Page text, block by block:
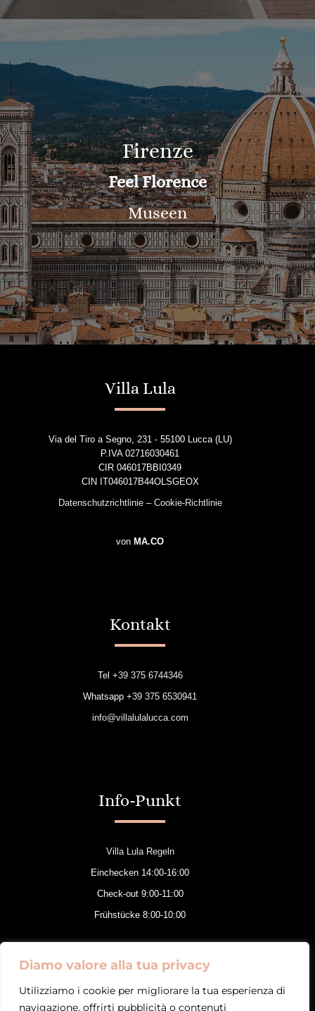
Diamo valore alla tua privacy
Utilizziamo i cookie per migliorare la tua esperienza di
navigazione, offrirti pubblicità o contenuti
Firenze
Feel Florence
Museen
Villa Lula
Via del Tiro a Segno, 231 - 55100 Lucca (LU)
P.IVA 02716030461
CIR 046017BBI0349
CIN IT046017B44OLSGEOX
Datenschutzrichtlinie– Cookie-Richtlinie
von MA.CO
Kontakt
Tel +39 375 6744346
Whatsapp +39 375 6530941
info@villalulalucca.com
Info-Punkt
Villa Lula Regeln
Einchecken 14:00-16:00
Check-out 9:00-11:00
Frühstücke 8:00-10:00
Folgen Sie uns